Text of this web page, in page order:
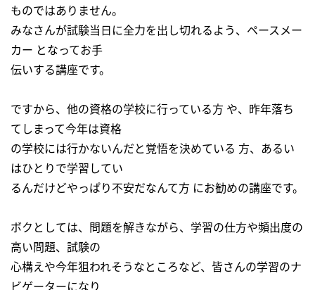
ものではありません。
みなさんが試験当日に全力を出し切れるよう、ペースメー
カー となってお手
伝いする講座です。
ですから、他の資格の学校に行っている方 や、昨年落ち
てしまって今年は資格
の学校には行かないんだと覚悟を決めている 方、あるい
はひとりで学習してい
るんだけどやっぱり不安だなんて方 にお勧めの講座です。
ボクとしては、問題を解きながら、学習の仕方や頻出度の
高い問題、試験の
心構えや今年狙われそうなところなど、皆さんの学習のナ
ビゲーターになり